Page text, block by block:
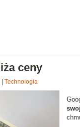
ceny
Technologia